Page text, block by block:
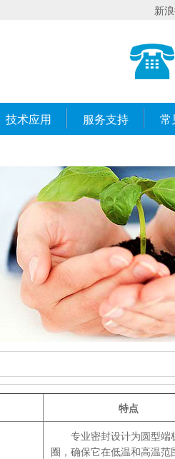
新
技术应用 服务支持 常
特点
专业密封设计为圆型端
圈，确保它在低温和高温范